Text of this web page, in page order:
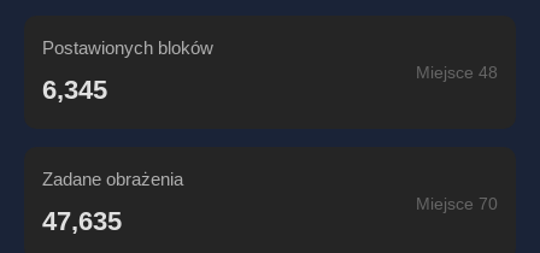
Postawionych bloków
6,345
Miejsce 48
Zadane obrażenia
47,635
Miejsce 70